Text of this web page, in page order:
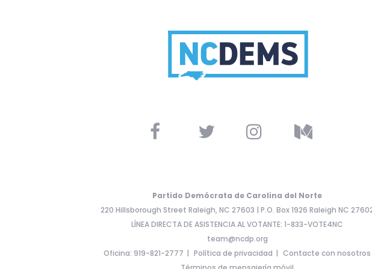
Partido Demócrata de Carolina del Norte
220 Hillsborough Street Raleigh, NC 27603 | P.O. Box 1926 Raleigh NC
LÍNEA DIRECTA DE ASISTENCIA AL VOTANTE: 1-833-VOTE4NC
team@ncdp.org
Oficina: 919-821-2777
Política de privacidad
Contacte con nosotros